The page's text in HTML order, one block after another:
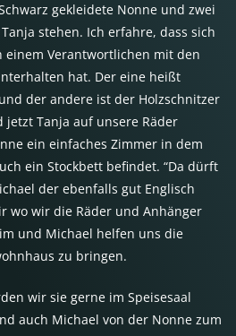
gekleidete Nonne und zwei
stehen. Ich erfahre, dass sich
einem Verantwortlichen mit den
hat. Der eine heißt
der andere ist der Holzschnitzer
jetzt Tanja auf unsere Räder
ein einfaches Zimmer in dem
ein Stockbett befindet. “Da dürft
der ebenfalls gut Englisch
wo wir die Räder und Anhänger
und Michael helfen uns die
zu bringen.
wir sie gerne im Speisesaal
auch Michael von der Nonne zum